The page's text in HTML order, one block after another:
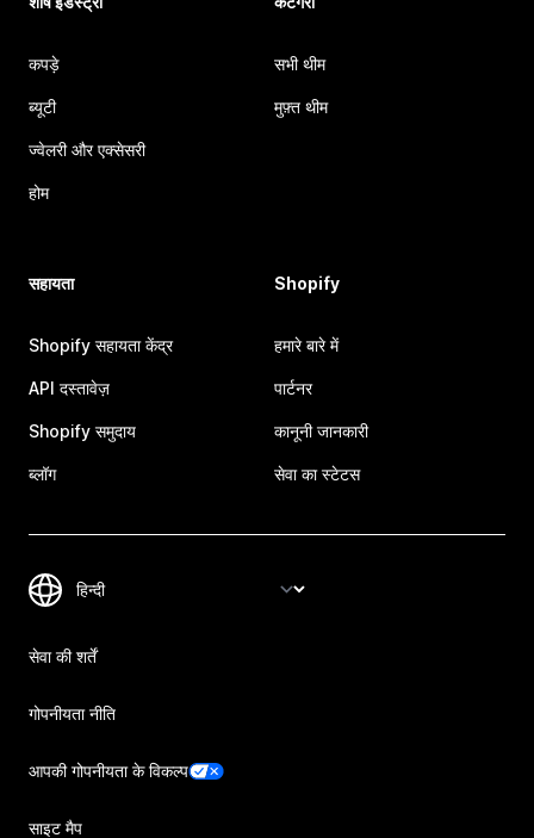
कपड़े
ब्यूटी
ज्वेलरी और एक्सेसरी
होम
सभी थीम
मुफ़्त थीम
सहायता
Shopify सहायता केंद्र
API दस्तावेज़
Shopify समुदाय
ब्लॉग
Shopify
हमारे बारे में
पार्टनर
कानूनी जानकारी
सेवा का स्टेटस
सेवा की शर्तें
गोपनीयता नीति
आपकी गोपनीयता के विकल्प
साइट मैप